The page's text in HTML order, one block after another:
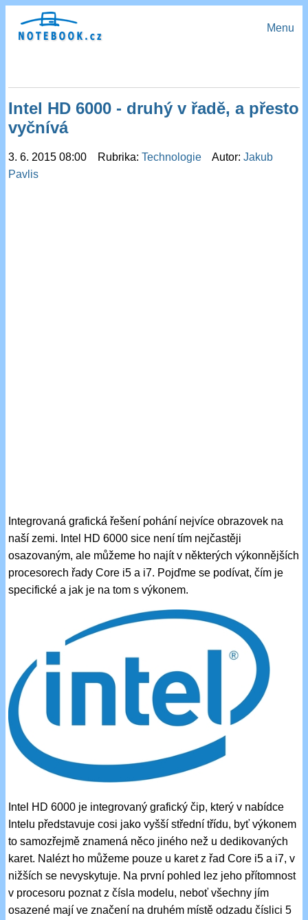
Menu
Intel HD 6000 - druhý v řadě, a přesto
vyčnívá
3. 6. 2015 08:00 Rubrika:Technologie Autor:Jakub
Pavlis
Integrovaná grafická řešení pohání nejvíce obrazovek na
naší zemi. Intel HD 6000 sice není tím nejčastěji
osazovaným, ale můžeme ho najít v některých výkonnějších
procesorech řady Core i5 a i7. Pojďme se podívat, čím je
specifické a jak je na tom s výkonem.
Intel HD 6000 je integrovaný grafický čip, který v nabídce
Intelu představuje cosi jako vyšší střední třídu, byť výkonem
to samozřejmě znamená něco jiného než u dedikovaných
karet. Nalézt ho můžeme pouze u karet z řad Core i5 a i7, v
nižších se nevyskytuje. Na první pohled lez jeho přítomnost
v procesoru poznat z čísla modelu, neboť všechny jím
osazené mají ve značení na druhém místě odzadu číslici 5